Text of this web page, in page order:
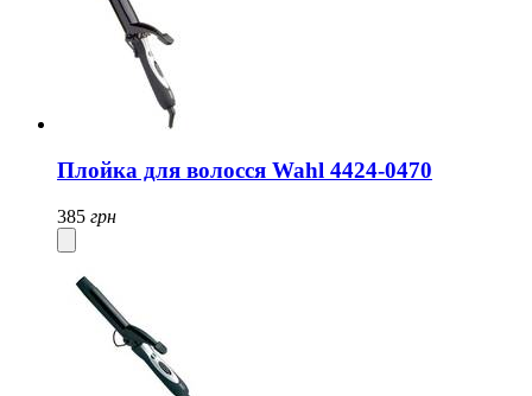
Плойка для волосся Wahl 4424-0470
385 грн